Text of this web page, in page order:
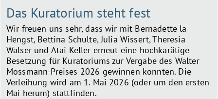
Das Kuratorium steht fest
Wir freuen uns sehr, dass wir mit Bernadette la
Hengst, Bettina Schulte, Julia Wissert, Theresia
Walser und Atai Keller erneut eine hochkarätige
Besetzung für Kuratoriums zur Vergabe des Walter
Mossmann-Preises 2026 gewinnen konnten. Die
Verleihung wird am 1. Mai 2026 (oder um den ersten
Mai herum) stattfinden.